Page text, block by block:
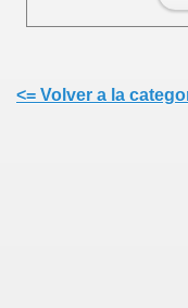
<= Volver a la